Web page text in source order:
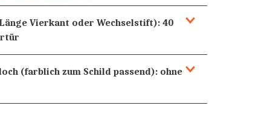
Vierkant oder Wechselstift): 40
(farblich zum Schild passend): ohne